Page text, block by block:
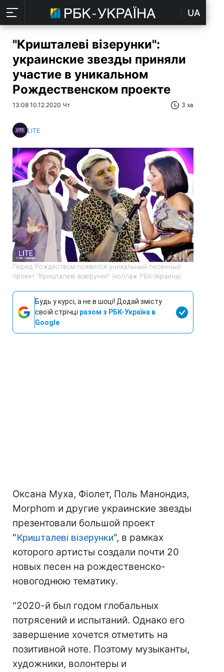
UA
"Кришталеві візерунки":
украинские звезды приняли
участие в уникальном
Рождественском проекте
13:08 10.12.2020 Чт 3 хв
LITE
Перед Рождеством появился уникальный песенный
проект "Кришталеві візерунки" (коллаж РБК-Украина)
Будь у курсі, а не в шоці! Додай змісту
своїй стрічці разом з РБК-Україна в
Google
Оксана Муха, Фіолет, Поль Манондиз,
Morphom и другие украинские звезды
презентовали большой проект
"Кришталеві візерунки", в рамках
которого артисты создали почти 20
новых песен на рождественско-
новогоднюю тематику.
"2020-й был годом глобальных
потрясений и испытаний. Однако его
завершение хочется отметить на
позитивной ноте. Поэтому музыканты,
художники, волонтеры и